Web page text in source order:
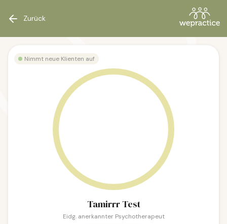
Zurück
Nimmt neue Klienten auf
Tamirrr Test
Eidg. anerkannter Psychotherapeut